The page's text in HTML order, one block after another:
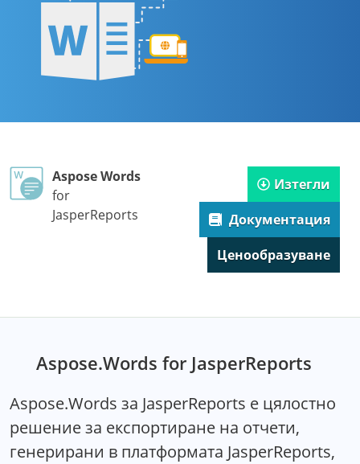
Aspose Words
for
JasperReports
Изтегли
Документация
Ценообразуване
Aspose.Words for JasperReports
Aspose.Words за JasperReports е цялостно
решение за експортиране на отчети,
генерирани в платформата JasperReports,